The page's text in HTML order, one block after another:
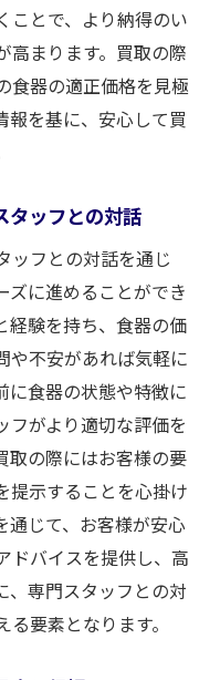
ことで、より納得のい
高まります。買取の際
食器の適正価格を見極
報を基に、安心して買
タッフとの対話
ッフとの対話を通じ
ズに進めることができ
経験を持ち、食器の価
や不安があれば気軽に
に食器の状態や特徴に
フがより適切な評価を
取の際にはお客様の要
提示することを心掛け
通じて、お客様が安心
ドバイスを提供し、高
、専門スタッフとの対
要素となります。